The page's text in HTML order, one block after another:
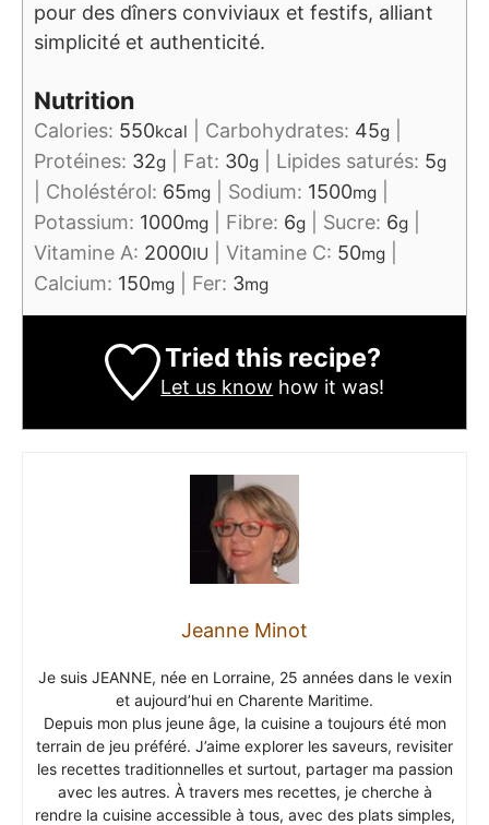
pour des dîners conviviaux et festifs, alliant
simplicité et authenticité.
Nutrition
Calories: 550kcal Carbohydrates: 45g
Protéines: 32g Fat: 30g Lipides saturés: 5g
Choléstérol: 65mg Sodium: 1500mg
Potassium: 1000mg Fibre: 6g Sucre: 6g
Vitamine A: 2000IU Vitamine C: 50mg
Calcium: 150mg Fer: 3mg
Tried this recipe?
Let us know how it was!
Jeanne Minot
Je suis JEANNE, née en Lorraine, 25 années dans le vexin
et aujourd’hui en Charente Maritime.
Depuis mon plus jeune âge, la cuisine a toujours été mon
terrain de jeu préféré. J’aime explorer les saveurs, revisiter
les recettes traditionnelles et surtout, partager ma passion
avec les autres. À travers mes recettes, je cherche à
rendre la cuisine accessible à tous, avec des plats simples,